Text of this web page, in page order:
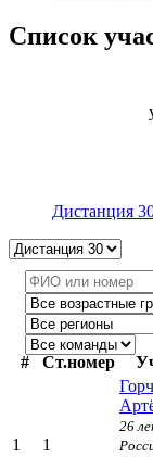
Список
Дистанция
# Ст.номер
1 1
26